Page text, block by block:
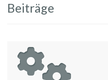
Beiträge